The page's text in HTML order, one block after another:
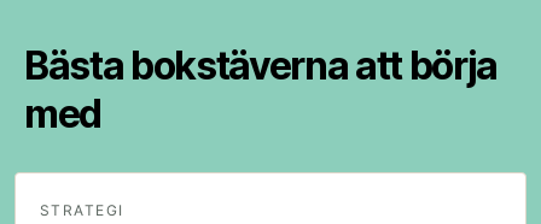
Bästa bokstäverna att börja
med
STRATEGI